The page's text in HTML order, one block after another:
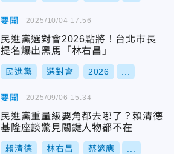
要聞
民進黨選對會2026點將！台北市長
提名爆出黑馬「林右昌」
民進黨 選對會 2026
2025/10/04 17:56
要聞
民進黨重量級要角都去哪了？賴清德
基隆座談驚見關鍵人物都不在
賴清德 林右昌 蔡適應
2025/09/06 15:34